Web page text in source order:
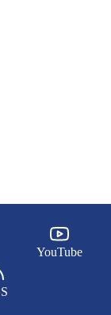
YouTube